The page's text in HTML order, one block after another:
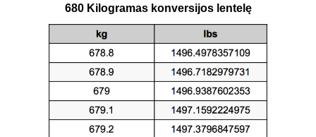
680 Kilogramas konversijos lentelę